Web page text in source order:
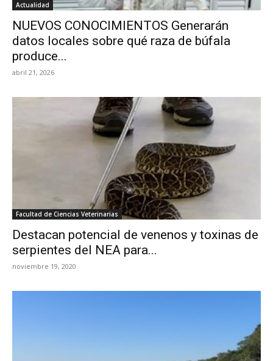
Actualidad
NUEVOS CONOCIMIENTOS Generarán
datos locales sobre qué raza de búfala
produce...
abril 21, 2026
Facultad de Ciencias Veterinarias
Destacan potencial de venenos y toxinas de
serpientes del NEA para...
noviembre 19, 2020